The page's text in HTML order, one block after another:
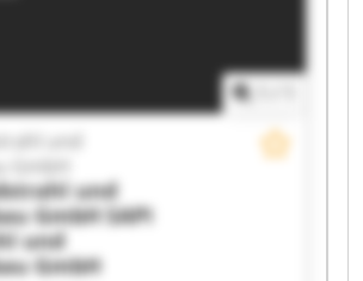
und
GmbH
und
GmbH SAPI
und
GmbH